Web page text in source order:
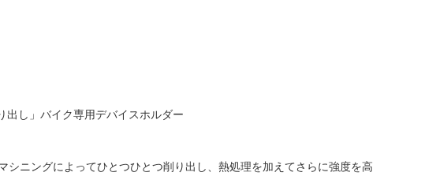
出し」バイク専用デバイスホルダー
ニングによってひとつひとつ削り出し、熱処理を加えてさらに強度を高